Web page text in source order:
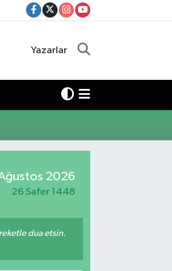
Yazarlar
2026
26 Safer 1448
dua etsin.